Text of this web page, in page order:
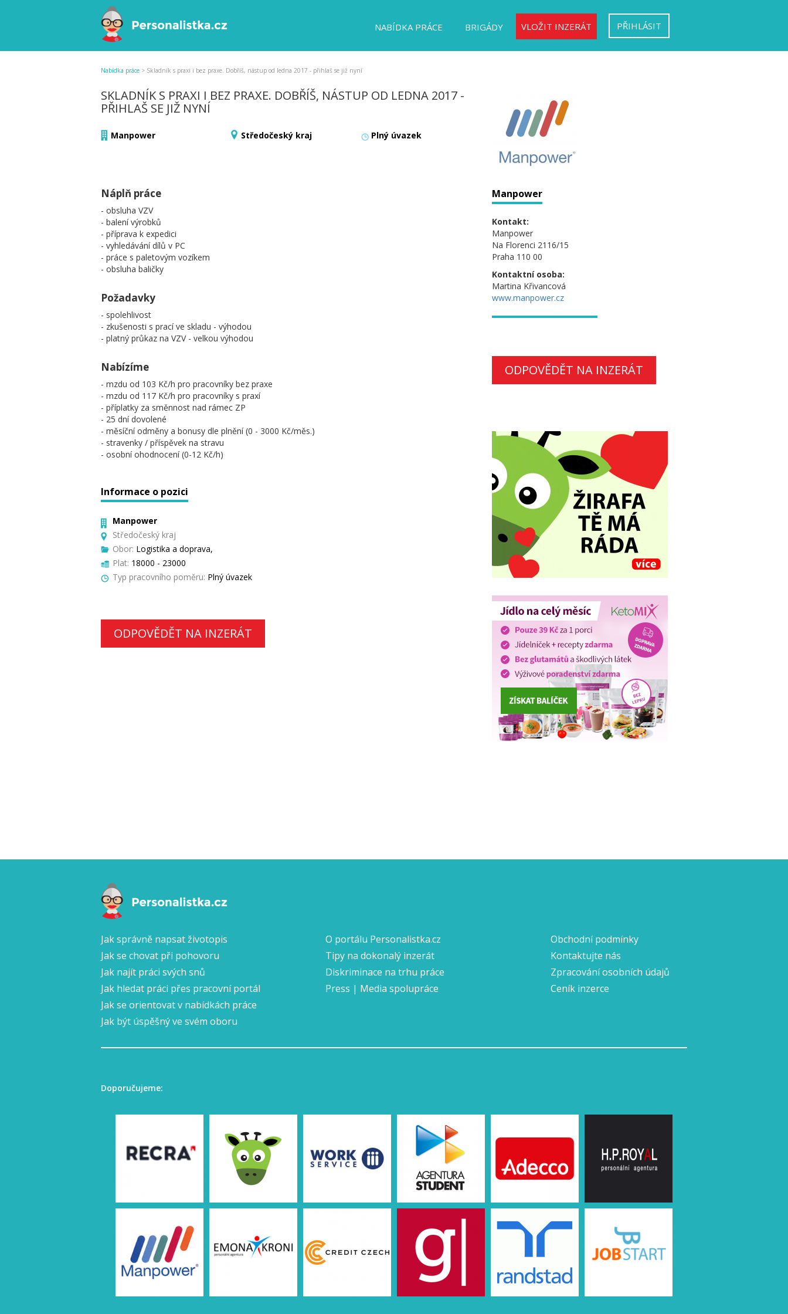
NABÍDKA PRÁCE BRIGÁDY VLOŽIT INZERÁT PŘIHLÁSIT
Nabídka práce > Skladník s praxi i bez praxe. Dobříš, nástup od ledna 2017 - přihlaš se již nyní
SKLADNÍK S PRAXI I BEZ PRAXE. DOBŘÍŠ, NÁSTUP OD LEDNA 2017 -
PŘIHLAŠ SE JIŽ NYNÍ
Manpower Středočeský kraj Plný úvazek
Náplň práce
- obsluha VZV
- balení výrobků
- příprava k expedici
- vyhledávání dílů v PC
- práce s paletovým vozíkem
- obsluha baličky
Požadavky
- spolehlivost
- zkušenosti s prací ve skladu - výhodou
- platný průkaz na VZV - velkou výhodou
Nabízíme
- mzdu od 103 Kč/h pro pracovníky bez praxe
- mzdu od 117 Kč/h pro pracovníky s praxí
- příplatky za směnnost nad rámec ZP
- 25 dní dovolené
- měsíční odměny a bonusy dle plnění (0 - 3000 Kč/měs.)
- stravenky / příspěvek na stravu
- osobní ohodnocení (0-12 Kč/h)
Informace o pozici
Manpower
Středočeský kraj
Obor: Logistika a doprava,
Plat: 18000 - 23000
Typ pracovního poměru: Plný úvazek
ODPOVĚDĚT NA INZERÁT
Manpower
Kontakt:
Manpower
Na Florenci 2116/15
Praha 110 00
Kontaktní osoba:
Martina Křivancová
www.manpower.cz
ODPOVĚDĚT NA INZERÁT
Jak správně napsat životopis
Jak se chovat při pohovoru
Jak najít práci svých snů
Jak hledat práci přes pracovní portál
Jak se orientovat v nabídkách práce
Jak být úspěšný ve svém oboru
O portálu Personalistka.cz
Tipy na dokonalý inzerát
Diskriminace na trhu práce
Press | Media spolupráce
Obchodní podmínky
Kontaktujte nás
Zpracování osobních údajů
Ceník inzerce
Doporučujeme: